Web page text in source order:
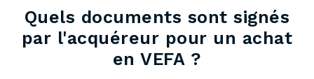
Quels documents sont signés
par l'acquéreur pour un achat
en VEFA ?